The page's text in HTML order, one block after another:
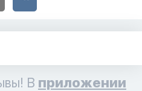
В приложении